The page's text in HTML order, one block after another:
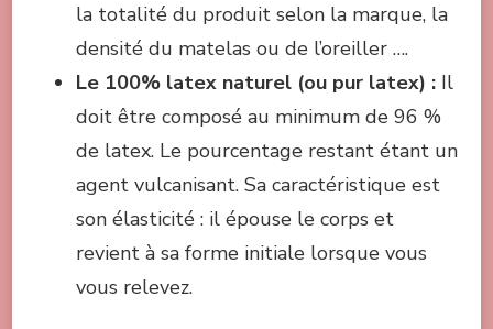
la totalité du produit selon la marque, la
densité du matelas ou de l’oreiller ….
Le 100% latex naturel (ou pur latex) : Il
doit être composé au minimum de 96 %
de latex. Le pourcentage restant étant un
agent vulcanisant. Sa caractéristique est
son élasticité : il épouse le corps et
revient à sa forme initiale lorsque vous
vous relevez.